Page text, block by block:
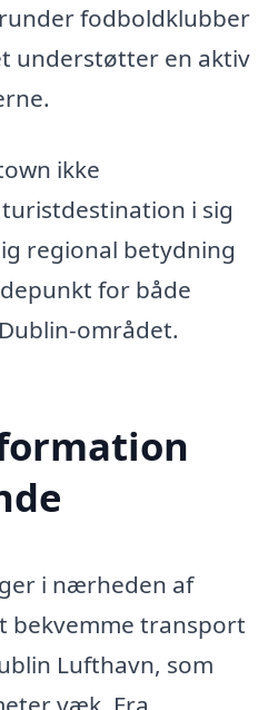
fodboldklubber
understøtter en aktiv
ikke
i sig
regional betydning
for både
området.
i nærheden af
bekvemme transport
Lufthavn, som